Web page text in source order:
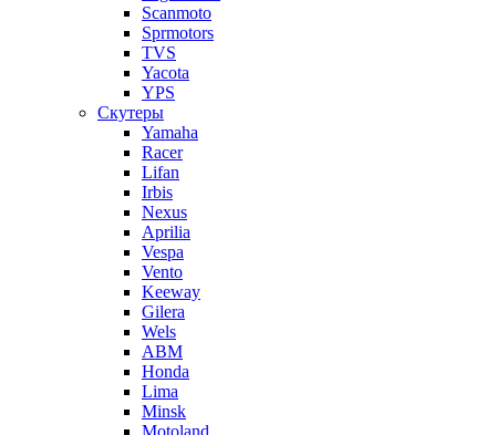
Scanmoto
Sprmotors
TVS
Yacota
YPS
Скутеры
Yamaha
Racer
Lifan
Irbis
Nexus
Aprilia
Vespa
Vento
Keeway
Gilera
Wels
ABM
Honda
Lima
Minsk
Motoland